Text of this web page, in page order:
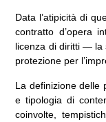
Data l’atipicità di
contratto d’opera
licenza di diritti — la
protezione per
La definizione delle
e tipologia di
coinvolte,